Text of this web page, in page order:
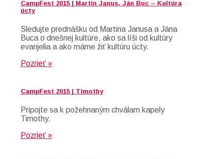
CampFest 2015 | Martin Janus, Ján Buc – Kultúra
úcty
Sledujte prednášku od Martina Janusa a Jána
Buca o dnešnej kultúre, ako sa líši od kultúry
evanjelia a ako máme žiť kultúru úcty.
Pozrieť »
CampFest 2015 | Timothy
Pripojte sa k požehnaným chválam kapely
Timothy.
Pozrieť »